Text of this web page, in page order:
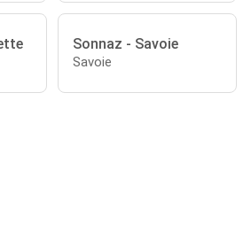
Sonnaz - Savoie
Savoie